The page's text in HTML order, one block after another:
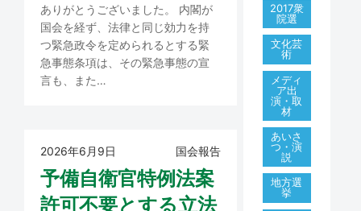
ありがとうございました。 内閣が
国会を経ず、法律と同じ効力を持
つ緊急政令を定められるとする緊
急事態条項は、その緊急事態の宣
言も、また…
2026年6月9日 国会報告
予備自衛官特例法案
許可不要とする立法
2017衆
院選
文化芸
術
メディ
ア出
演・取
材
あいさ
つ・演
説
地方選
挙